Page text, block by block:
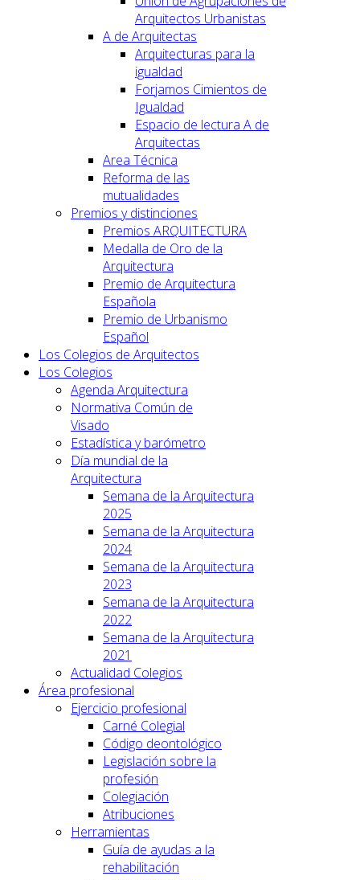
Arquitectos Urbanistas
A de Arquitectas
Arquitecturas para la
igualdad
Forjamos Cimientos de
Igualdad
Espacio de lectura A de
Arquitectas
Area Técnica
Reforma de las
mutualidades
Premios y distinciones
Premios ARQUITECTURA
Medalla de Oro de la
Arquitectura
Premio de Arquitectura
Española
Premio de Urbanismo
Español
Los Colegios de Arquitectos
Los Colegios
Agenda Arquitectura
Normativa Común de
Visado
Estadística y barómetro
Día mundial de la
Arquitectura
Semana de la Arquitectura
2025
Semana de la Arquitectura
2024
Semana de la Arquitectura
2023
Semana de la Arquitectura
2022
Semana de la Arquitectura
2021
Actualidad Colegios
Área profesional
Ejercicio profesional
Carné Colegial
Código deontológico
Legislación sobre la
profesión
Colegiación
Atribuciones
Herramientas
Guía de ayudas a la
rehabilitación